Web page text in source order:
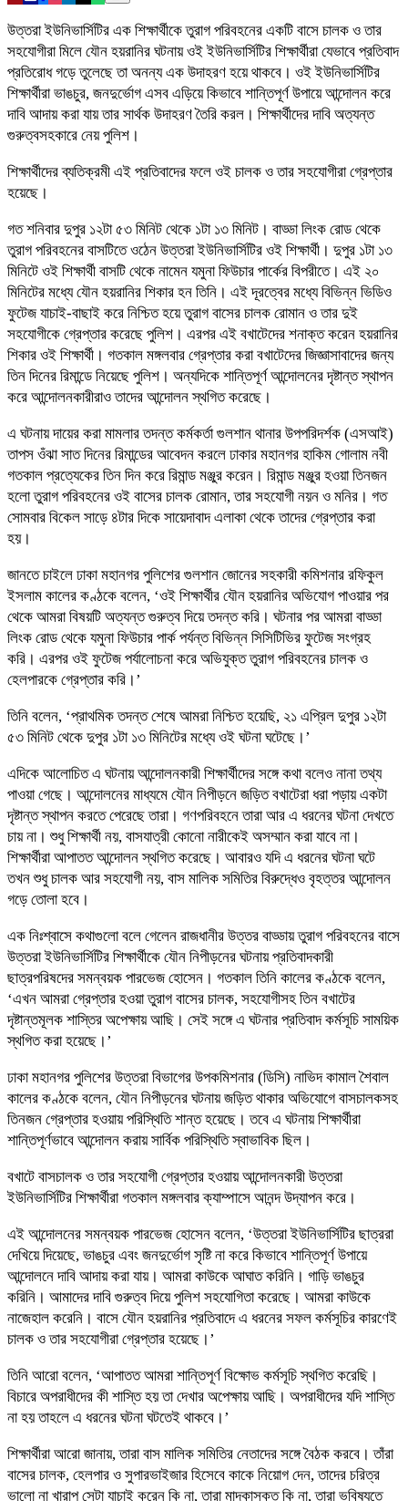
উত্তরা ইউনিভার্সিটির এক শিক্ষার্থীকে তুরাগ পরিবহনের একটি বাসে চালক ও তার
সহযোগীরা মিলে যৌন হয়রানির ঘটনায় ওই ইউনিভার্সিটির শিক্ষার্থীরা যেভাবে প্রতিবাদ
প্রতিরোধ গড়ে তুলেছে তা অনন্য এক উদাহরণ হয়ে থাকবে। ওই ইউনিভার্সিটির
শিক্ষার্থীরা ভাঙচুর, জনদুর্ভোগ এসব এড়িয়ে কিভাবে শান্তিপূর্ণ উপায়ে আন্দোলন করে
দাবি আদায় করা যায় তার সার্থক উদাহরণ তৈরি করল। শিক্ষার্থীদের দাবি অত্যন্ত
গুরুত্বসহকারে নেয় পুলিশ।
শিক্ষার্থীদের ব্যতিক্রমী এই প্রতিবাদের ফলে ওই চালক ও তার সহযোগীরা গ্রেপ্তার
হয়েছে।
গত শনিবার দুপুর ১২টা ৫৩ মিনিট থেকে ১টা ১৩ মিনিট। বাড্ডা লিংক রোড থেকে
তুরাগ পরিবহনের বাসটিতে ওঠেন উত্তরা ইউনিভার্সিটির ওই শিক্ষার্থী। দুপুর ১টা ১৩
মিনিটে ওই শিক্ষার্থী বাসটি থেকে নামেন যমুনা ফিউচার পার্কের বিপরীতে। এই ২০
মিনিটের মধ্যে যৌন হয়রানির শিকার হন তিনি। এই দূরত্বের মধ্যে বিভিন্ন ভিডিও
ফুটেজ যাচাই-বাছাই করে নিশ্চিত হয়ে তুরাগ বাসের চালক রোমান ও তার দুই
সহযোগীকে গ্রেপ্তার করেছে পুলিশ। এরপর এই বখাটেদের শনাক্ত করেন হয়রানির
শিকার ওই শিক্ষার্থী। গতকাল মঙ্গলবার গ্রেপ্তার করা বখাটেদের জিজ্ঞাসাবাদের জন্য
তিন দিনের রিমান্ডে নিয়েছে পুলিশ। অন্যদিকে শান্তিপূর্ণ আন্দোলনের দৃষ্টান্ত স্থাপন
করে আন্দোলনকারীরাও তাদের আন্দোলন স্থগিত করেছে।
এ ঘটনায় দায়ের করা মামলার তদন্ত কর্মকর্তা গুলশান থানার উপপরিদর্শক (এসআই)
তাপস ওঁঝা সাত দিনের রিমান্ডের আবেদন করলে ঢাকার মহানগর হাকিম গোলাম নবী
গতকাল প্রত্যেকের তিন দিন করে রিমান্ড মঞ্জুর করেন। রিমান্ড মঞ্জুর হওয়া তিনজন
হলো তুরাগ পরিবহনের ওই বাসের চালক রোমান, তার সহযোগী নয়ন ও মনির। গত
সোমবার বিকেল সাড়ে ৪টার দিকে সায়েদাবাদ এলাকা থেকে তাদের গ্রেপ্তার করা
হয়।
জানতে চাইলে ঢাকা মহানগর পুলিশের গুলশান জোনের সহকারী কমিশনার রফিকুল
ইসলাম কালের কণ্ঠকে বলেন, ‘ওই শিক্ষার্থীর যৌন হয়রানির অভিযোগ পাওয়ার পর
থেকে আমরা বিষয়টি অত্যন্ত গুরুত্ব দিয়ে তদন্ত করি। ঘটনার পর আমরা বাড্ডা
লিংক রোড থেকে যমুনা ফিউচার পার্ক পর্যন্ত বিভিন্ন সিসিটিভির ফুটেজ সংগ্রহ
করি। এরপর ওই ফুটেজ পর্যালোচনা করে অভিযুক্ত তুরাগ পরিবহনের চালক ও
হেলপারকে গ্রেপ্তার করি।’
তিনি বলেন, ‘প্রাথমিক তদন্ত শেষে আমরা নিশ্চিত হয়েছি, ২১ এপ্রিল দুপুর ১২টা
৫৩ মিনিট থেকে দুপুর ১টা ১৩ মিনিটের মধ্যে ওই ঘটনা ঘটেছে।’
এদিকে আলোচিত এ ঘটনায় আন্দোলনকারী শিক্ষার্থীদের সঙ্গে কথা বলেও নানা তথ্য
পাওয়া গেছে। আন্দোলনের মাধ্যমে যৌন নিপীড়নে জড়িত বখাটেরা ধরা পড়ায় একটা
দৃষ্টান্ত স্থাপন করতে পেরেছে তারা। গণপরিবহনে তারা আর এ ধরনের ঘটনা দেখতে
চায় না। শুধু শিক্ষার্থী নয়, বাসযাত্রী কোনো নারীকেই অসম্মান করা যাবে না।
শিক্ষার্থীরা আপাতত আন্দোলন স্থগিত করেছে। আবারও যদি এ ধরনের ঘটনা ঘটে
তখন শুধু চালক আর সহযোগী নয়, বাস মালিক সমিতির বিরুদ্ধেও বৃহত্তর আন্দোলন
গড়ে তোলা হবে।
এক নিঃশ্বাসে কথাগুলো বলে গেলেন রাজধানীর উত্তর বাড্ডায় তুরাগ পরিবহনের বাসে
উত্তরা ইউনিভার্সিটির শিক্ষার্থীকে যৌন নিপীড়নের ঘটনায় প্রতিবাদকারী
ছাত্রপরিষদের সমন্বয়ক পারভেজ হোসেন। গতকাল তিনি কালের কণ্ঠকে বলেন,
‘এখন আমরা গ্রেপ্তার হওয়া তুরাগ বাসের চালক, সহযোগীসহ তিন বখাটের
দৃষ্টান্তমূলক শাস্তির অপেক্ষায় আছি। সেই সঙ্গে এ ঘটনার প্রতিবাদ কর্মসূচি সাময়িক
স্থগিত করা হয়েছে।’
ঢাকা মহানগর পুলিশের উত্তরা বিভাগের উপকমিশনার (ডিসি) নাভিদ কামাল শৈবাল
কালের কণ্ঠকে বলেন, যৌন নিপীড়নের ঘটনায় জড়িত থাকার অভিযোগে বাসচালকসহ
তিনজন গ্রেপ্তার হওয়ায় পরিস্থিতি শান্ত হয়েছে। তবে এ ঘটনায় শিক্ষার্থীরা
শান্তিপূর্ণভাবে আন্দোলন করায় সার্বিক পরিস্থিতি স্বাভাবিক ছিল।
বখাটে বাসচালক ও তার সহযোগী গ্রেপ্তার হওয়ায় আন্দোলনকারী উত্তরা
ইউনিভার্সিটির শিক্ষার্থীরা গতকাল মঙ্গলবার ক্যাম্পাসে আনন্দ উদ্যাপন করে।
এই আন্দোলনের সমন্বয়ক পারভেজ হোসেন বলেন, ‘উত্তরা ইউনিভার্সিটির ছাত্ররা
দেখিয়ে দিয়েছে, ভাঙচুর এবং জনদুর্ভোগ সৃষ্টি না করে কিভাবে শান্তিপূর্ণ উপায়ে
আন্দোলনে দাবি আদায় করা যায়। আমরা কাউকে আঘাত করিনি। গাড়ি ভাঙচুর
করিনি। আমাদের দাবি গুরুত্ব দিয়ে পুলিশ সহযোগিতা করেছে। আমরা কাউকে
নাজেহাল করেনি। বাসে যৌন হয়রানির প্রতিবাদে এ ধরনের সফল কর্মসূচির কারণেই
চালক ও তার সহযোগীরা গ্রেপ্তার হয়েছে।’
তিনি আরো বলেন, ‘আপাতত আমরা শান্তিপূর্ণ বিক্ষোভ কর্মসূচি স্থগিত করেছি।
বিচারে অপরাধীদের কী শাস্তি হয় তা দেখার অপেক্ষায় আছি। অপরাধীদের যদি শাস্তি
না হয় তাহলে এ ধরনের ঘটনা ঘটতেই থাকবে।’
শিক্ষার্থীরা আরো জানায়, তারা বাস মালিক সমিতির নেতাদের সঙ্গে বৈঠক করবে। তাঁরা
বাসের চালক, হেলপার ও সুপারভাইজার হিসেবে কাকে নিয়োগ দেন, তাদের চরিত্র
ভালো না খারাপ সেটা যাচাই করেন কি না, তারা মাদকাসক্ত কি না, তারা ভবিষ্যতে